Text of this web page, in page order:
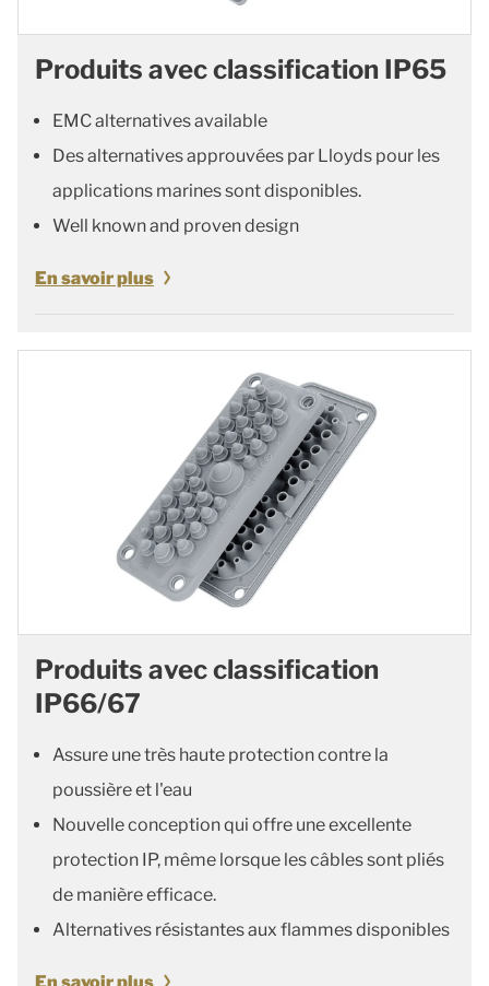
Produits avec classification IP65
EMC alternatives available
Des alternatives approuvées par Lloyds pour les
applications marines sont disponibles.
Well known and proven design
En savoir plus
Produits avec classification
IP66/67
Assure une très haute protection contre la
poussière et l'eau
Nouvelle conception qui offre une excellente
protection IP, même lorsque les câbles sont pliés
de manière efficace.
Alternatives résistantes aux flammes disponibles